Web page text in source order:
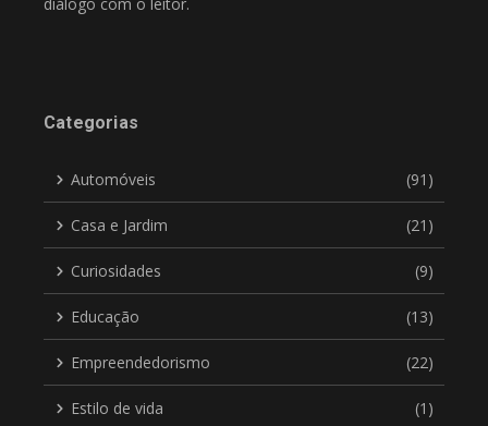
diálogo com o leitor.
Categorias
Automóveis (91)
Casa e Jardim (21)
Curiosidades (9)
Educação (13)
Empreendedorismo (22)
Estilo de vida (1)